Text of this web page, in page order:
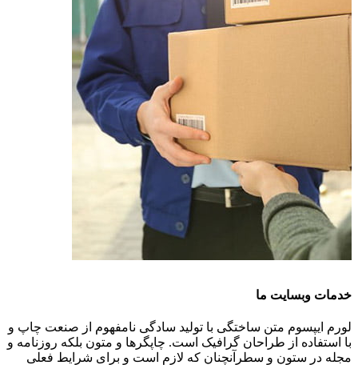
خدمات وبسایت ما
لورم ایپسوم متن ساختگی با تولید سادگی نامفهوم از صنعت چاپ و
با استفاده از طراحان گرافیک است. چاپگرها و متون بلکه روزنامه و
مجله در ستون و سطرآنچنان که لازم است و برای شرایط فعلی